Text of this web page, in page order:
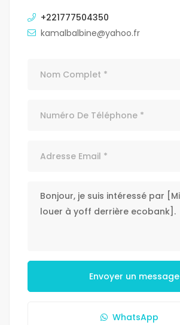
+221777504350
kamalbalbine@yahoo.fr
Envoyer un message
WhatsApp